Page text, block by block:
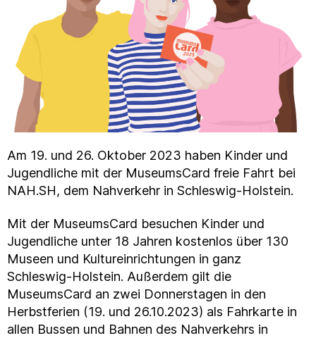
Am 19. und 26. Oktober 2023 haben Kinder und
Jugendliche mit der MuseumsCard freie Fahrt bei
NAH.SH, dem Nahverkehr in Schleswig-Holstein.
Mit der MuseumsCard besuchen Kinder und
Jugendliche unter 18 Jahren kostenlos über 130
Museen und Kultureinrichtungen in ganz
Schleswig-Holstein. Außerdem gilt die
MuseumsCard an zwei Donnerstagen in den
Herbstferien (19. und 26.10.2023) als Fahrkarte in
allen Bussen und Bahnen des Nahverkehrs in